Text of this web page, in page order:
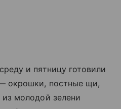
и пятницу готовили
окрошки, постные щи,
молодой зелени